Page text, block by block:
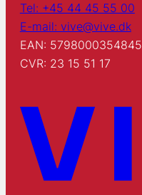
Tel: +45 44 45 55 00
E-mail: vive@vive.dk
EAN: 5798000354845
CVR: 23 15 51 17